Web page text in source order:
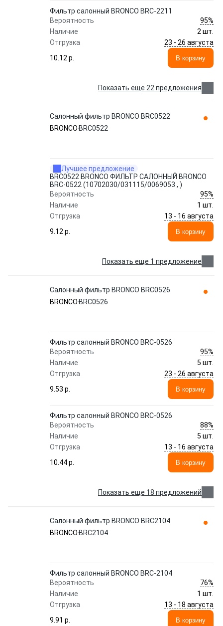
Фильтр салонный BRONCO BRC-2211
Вероятность
95%
Наличие
2 шт.
Отгрузка
23 - 26 августа
10.12 p.
В корзину
Показать еще 22 предложения
Салонный фильтр BRONCO BRC0522
BRONCO BRC0522
Лучшее предложение
BRC0522 BRONCO ФИЛЬТР САЛОННЫЙ BRONCO
BRC-0522 (10702030/031115/0069053 , )
Вероятность
95%
Наличие
1 шт.
Отгрузка
13 - 16 августа
9.12 p.
В корзину
Показать еще 1 предложение
Салонный фильтр BRONCO BRC0526
BRONCO BRC0526
Фильтр салонный BRONCO BRC-0526
Вероятность
95%
Наличие
5 шт.
Отгрузка
23 - 26 августа
9.53 p.
В корзину
Фильтр салонный BRONCO BRC-0526
Вероятность
88%
Наличие
5 шт.
Отгрузка
13 - 16 августа
10.44 p.
В корзину
Показать еще 18 предложений
Салонный фильтр BRONCO BRC2104
BRONCO BRC2104
Фильтр салонный BRONCO BRC-2104
Вероятность
76%
Наличие
1 шт.
Отгрузка
13 - 18 августа
9.91 p.
В корзину